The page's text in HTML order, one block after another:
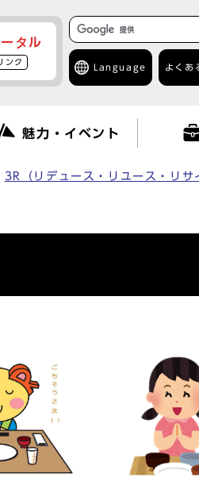
タル
ンク
Language よくあ
魅力・イベント
3R（リデュース・リユース・リサ